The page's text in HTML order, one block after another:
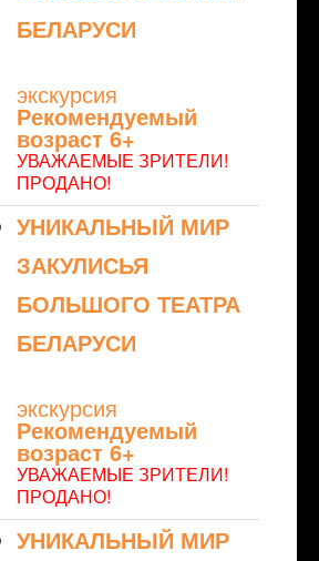
БЕЛАРУСИ
экскурсия
Рекомендуемый
возраст 6+
УВАЖАЕМЫЕ ЗРИТЕЛИ!
ПРОДАНО!
УНИКАЛЬНЫЙ МИР
ЗАКУЛИСЬЯ
БОЛЬШОГО ТЕАТРА
БЕЛАРУСИ
экскурсия
Рекомендуемый
возраст 6+
УВАЖАЕМЫЕ ЗРИТЕЛИ!
ПРОДАНО!
УНИКАЛЬНЫЙ МИР